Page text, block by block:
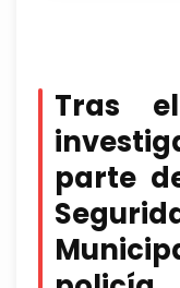
Tras
parte